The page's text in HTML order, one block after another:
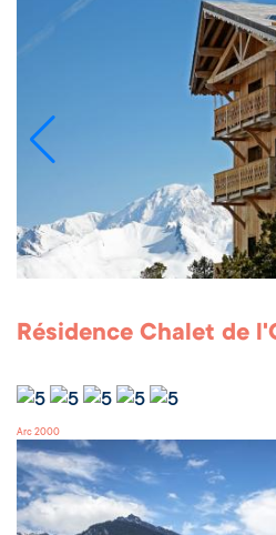
Résidence Chalet de
Arc 2000